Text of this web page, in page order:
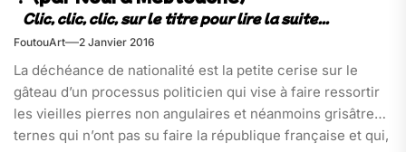
FoutouArt 2 Janvier 2016
La déchéance de nationalité est la petite cerise sur le
gâteau d’un processus politicien qui vise à faire ressortir
les vieilles pierres non angulaires et néanmoins grisâtres,
ternes qui n’ont pas su faire la république française et qui,